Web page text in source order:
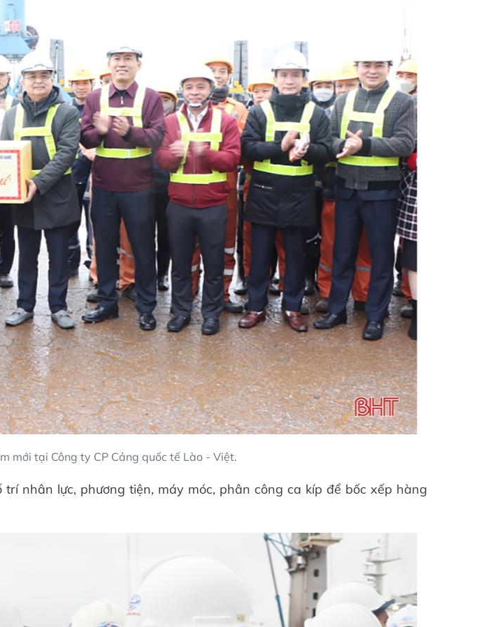
mới tại Công ty CP Cảng quốc tế Lào - Việt.
nhân lực, phương tiện, máy móc, phân công ca kíp để bốc xếp hàng